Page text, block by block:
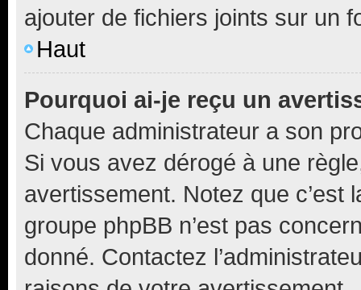
ajouter de fichiers joints sur un
Haut
Pourquoi ai-je reçu un
Chaque administrateur a son
Si vous avez dérogé à une
avertissement. Notez que c’est
groupe phpBB n’est pas
donné. Contactez